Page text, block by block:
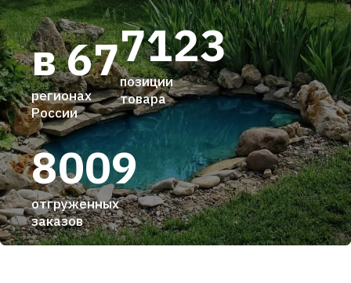
7123
позиции
товара
8009
отгруженных
заказов
в 67
регионах
России